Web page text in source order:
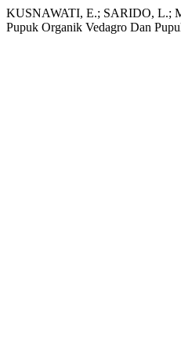
KUSNAWATI, E.; SARIDO, L.;
Pupuk Organik Vedagro Dan